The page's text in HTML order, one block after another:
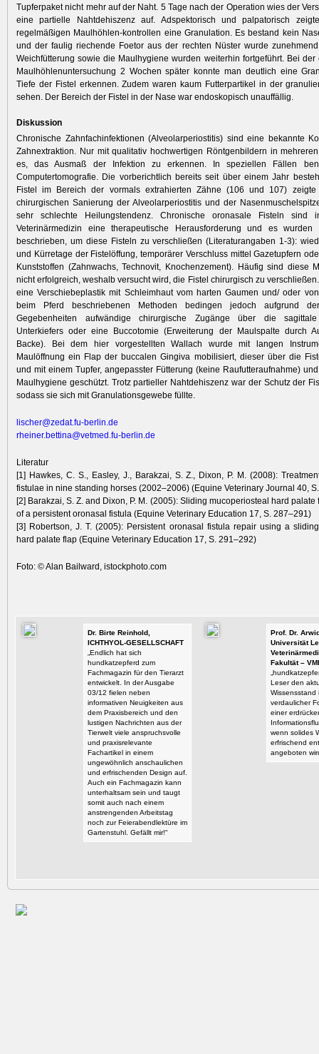
Tupferpaket nicht mehr auf der Naht. 5 Tage nach der Operation wies der
eine partielle Nahtdehiszenz auf. Adspektorisch und palpatorisch
regelmäßigen Maulhöhlen-kontrollen eine Granulation. Es bestand kein
und der faulig riechende Foetor aus der rechten Nüster wurde
Weichfütterung sowie die Maulhygiene wurden weiterhin fortgeführt. Bei der
Maulhöhlenuntersuchung 2 Wochen später konnte man deutlich eine
Tiefe der Fistel erkennen. Zudem waren kaum Futterpartikel in der
sehen. Der Bereich der Fistel in der Nase war endoskopisch unauffällig.
Diskussion
Chronische Zahnfachinfektionen (Alveolarperiostitis) sind eine bekannte
Zahnextraktion. Nur mit qualitativ hochwertigen Röntgenbildern in
es, das Ausmaß der Infektion zu erkennen. In speziellen Fällen
Computertomografie. Die vorberichtlich bereits seit über einem Jahr
Fistel im Bereich der vormals extrahierten Zähne (106 und 107)
chirurgischen Sanierung der Alveolarperiostitis und der
sehr schlechte Heilungstendenz. Chronische oronasale Fisteln sind
Veterinärmedizin eine therapeutische Herausforderung und es wurden
beschrieben, um diese Fisteln zu verschließen (Literaturangaben 1-3):
und Kürretage der Fistelöffung, temporärer Verschluss mittel Gazetupfern
Kunststoffen (Zahnwachs, Technovit, Knochenzement). Häufig sind diese
nicht erfolgreich, weshalb versucht wird, die Fistel chirurgisch zu
eine Verschiebeplastik mit Schleimhaut vom harten Gaumen und/ oder
beim Pferd beschriebenen Methoden bedingen jedoch aufgrund
Gegebenheiten aufwändige chirurgische Zugänge über die
Unterkiefers oder eine Buccotomie (Erweiterung der Maulspalte durch
Backe). Bei dem hier vorgestellten Wallach wurde mit langen
Maulöffnung ein Flap der buccalen Gingiva mobilisiert, dieser über die
und mit einem Tupfer, angepasster Fütterung (keine Raufutteraufnahme)
Maulhygiene geschützt. Trotz partieller Nahtdehiszenz war der Schutz der
sodass sie sich mit Granulationsgewebe füllte.
lischer@zedat.fu-berlin.de
rheiner.bettina@vetmed.fu-berlin.de
Literatur
[1] Hawkes, C. S., Easley, J., Barakzai, S. Z., Dixon, P. M. (2008):
fistulae in nine standing horses (2002–2006) (Equine Veterinary Journal 40,
[2] Barakzai, S. Z. and Dixon, P. M. (2005): Sliding mucoperiosteal hard palate
of a persistent oronasal fistula (Equine Veterinary Education 17, S. 287–291)
[3] Robertson, J. T. (2005): Persistent oronasal fistula repair using a
hard palate flap (Equine Veterinary Education 17, S. 291–292)
Foto: © Alan Bailward, istockphoto.com
Dr. Birte Reinhold,
ICHTHYOL-GESELLSCHAFT
„Endlich hat sich
hundkatzepferd zum
Fachmagazin für den Tierarzt
entwickelt. In der Ausgabe
03/12 fielen neben
informativen Neuigkeiten aus
dem Praxisbereich und den
lustigen Nachrichten aus der
Tierwelt viele anspruchsvolle
und praxisrelevante
Fachartikel in einem
ungewöhnlich anschaulichen
und erfrischenden Design auf.
Auch ein Fachmagazin kann
unterhaltsam sein und taugt
somit auch nach einem
anstrengenden Arbeitstag
noch zur Feierabendlektüre im
Gartenstuhl. Gefällt mir!“
Prof. Dr.
Universität
Fakultät –
Leser den
Wissensstand
verdaulicher
einer
wenn solides
erfrischend
angeboten